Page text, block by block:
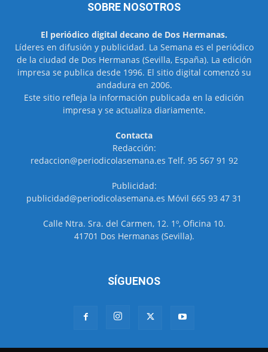
SOBRE NOSOTROS
El periódico digital decano de Dos Hermanas.
Líderes en difusión y publicidad. La Semana es el periódico
de la ciudad de Dos Hermanas (Sevilla, España). La edición
impresa se publica desde 1996. El sitio digital comenzó su
andadura en 2006.
Este sitio refleja la información publicada en la edición
impresa y se actualiza diariamente.
Contacta
Redacción:
redaccion@periodicolasemana.es Telf. 95 567 91 92
Publicidad:
publicidad@periodicolasemana.es Móvil 665 93 47 31
Calle Ntra. Sra. del Carmen, 12. 1º, Oficina 10.
41701 Dos Hermanas (Sevilla).
SÍGUENOS